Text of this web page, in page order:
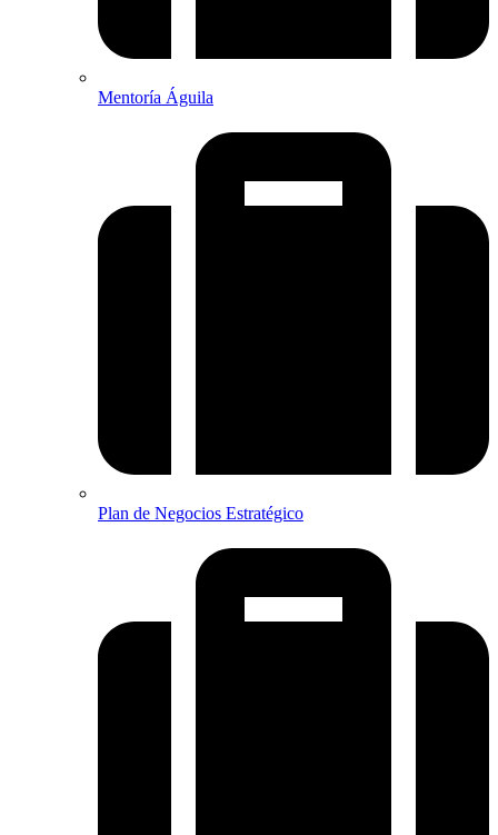
Mentoría Águila
Plan de Negocios Estratégico